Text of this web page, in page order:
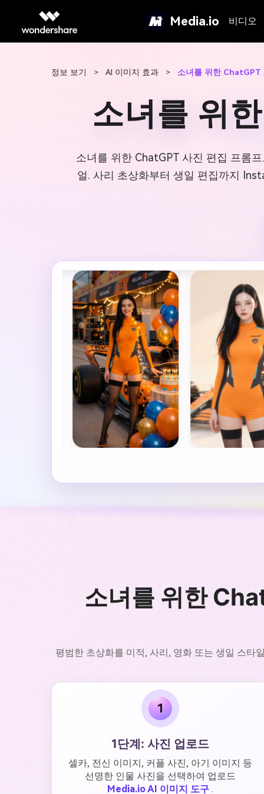
Media.io 비디오
정보 보기 > AI 이미지 효과 > 소녀를 위한 ChatGPT
소녀를 위
소녀를 위한 ChatGPT 사진 편집 프롬
얼. 사리 초상화부터 생일 편집까지
소녀를 위한
평범한 초상화를 미적, 사리, 영화 또는 생일 스타
1
1단계: 사진 업로드
셀카, 전신 이미지, 커플 사진, 아기 이미지 등
선명한 인물 사진을 선택하여 업로드
Media.io AI 이미지 도구 .